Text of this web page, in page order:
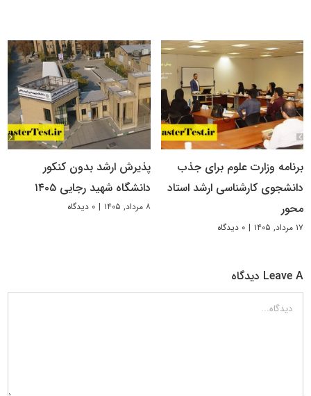
برنامه وزارت علوم برای جذب
دانشجوی کارشناسی ارشد استاد
محور
۱۷ مرداد, ۱۴۰۵ | ۰ دیدگاه
پذیرش ارشد بدون کنکور
دانشگاه شهید رجایی ۱۴۰۵
۸ مرداد, ۱۴۰۵ | ۰ دیدگاه
Leave A دیدگاه
دیدگاه